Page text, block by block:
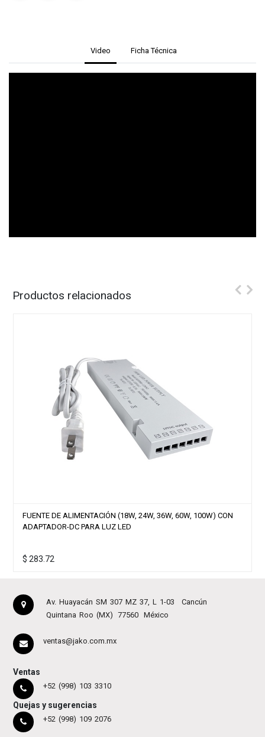
Video Ficha Técnica
Productos relacionados
FUENTE DE ALIMENTACIÓN (18W, 24W, 36W, 60W, 100W) CON
ADAPTADOR-DC PARA LUZ LED
$ 283.72
Av. Huayacán SM 307 MZ 37, L 1-03
Cancún
Quintana Roo (MX)
77560 México
ventas@jako.com.mx
Ventas
+52 (998) 103 3310
Quejas y sugerencias
+52 (998) 109 2076